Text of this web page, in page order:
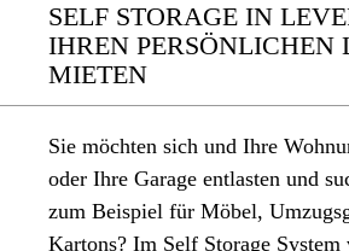
SELF STORAGE IN
IHREN PERSÖNLICHEN
MIETEN
Sie möchten sich und Ihre
oder Ihre Garage entlasten und
zum Beispiel für Möbel,
Kartons? Im Self Storage